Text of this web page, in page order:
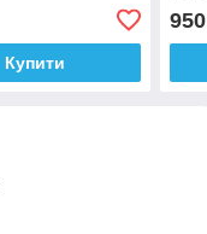
Купити
950